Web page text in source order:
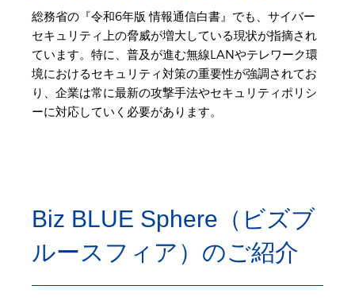
総務省の『令和6年版 情報通信白書』でも、サイバー
セキュリティ上の脅威が増大している現状が指摘され
ています。特に、普及が進む無線LANやテレワーク環
境におけるセキュリティ対策の重要性が強調されてお
り、企業は常に最新の攻撃手法やセキュリティポリシ
ーに対応していく必要があります。
Biz BLUE Sphere（ビズブ
ルースフィア）のご紹介